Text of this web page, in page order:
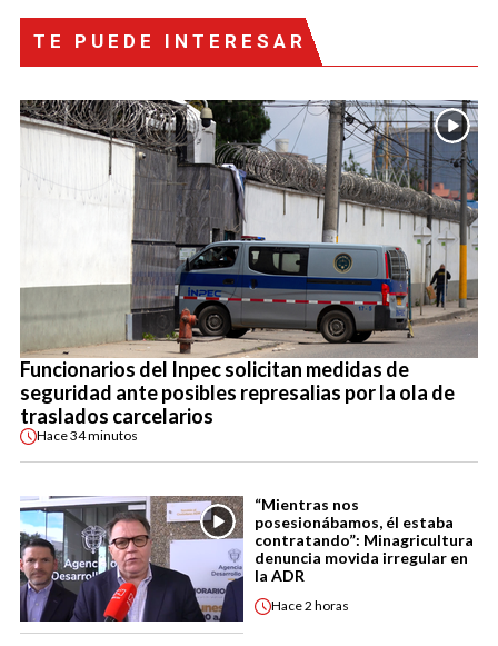
TE PUEDE INTERESAR
Funcionarios del Inpec solicitan medidas de
seguridad ante posibles represalias por la ola de
traslados carcelarios
Hace34 minutos
“Mientras nos
posesionábamos, él estaba
contratando”: Minagricultura
denuncia movida irregular en
la ADR
Hace2 horas